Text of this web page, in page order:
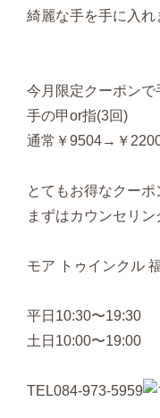
綺麗な手を手に入れ
今月限定クーポン
手の甲or指(3回)
通常￥9504→￥
とてもお得なクーポ
まずはカウンセリ
モア トゥインクル
平日10:30〜19:30
土日10:00〜19:00
TEL084-973-5959